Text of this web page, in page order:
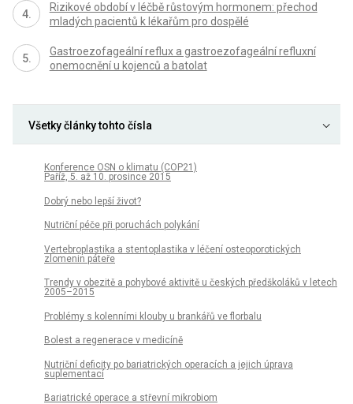
Rizikové období v léčbě růstovým hormonem: přechod
mladých pacientů k lékařům pro dospělé
Gastroezofageální reflux a gastroezofageální refluxní
onemocnění u kojenců a batolat
Všetky články tohto čísla
Konference OSN o klimatu (COP21)
Paříž, 5. až 10. prosince 2015
Dobrý nebo lepší život?
Nutriční péče při poruchách polykání
Vertebroplastika a stentoplastika v léčení osteoporotických
zlomenin páteře
Trendy v obezitě a pohybové aktivitě u českých předškoláků v letech
2005–2015
Problémy s kolenními klouby u brankářů ve florbalu
Bolest a regenerace v medicíně
Nutriční deficity po bariatrických operacích a jejich úprava
suplementací
Bariatrické operace a střevní mikrobiom